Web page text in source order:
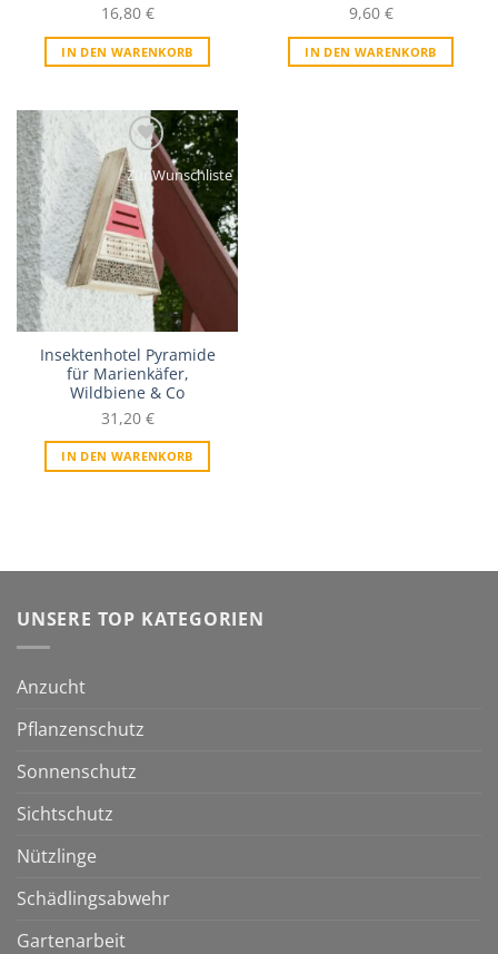
16,80 €
IN DEN WARENKORB
9,60 €
IN DEN WARENKORB
Zur Wunschliste
Insektenhotel Pyramide
für Marienkäfer,
Wildbiene & Co
31,20 €
IN DEN WARENKORB
UNSERE TOP KATEGORIEN
Anzucht
Pflanzenschutz
Sonnenschutz
Sichtschutz
Nützlinge
Schädlingsabwehr
Gartenarbeit